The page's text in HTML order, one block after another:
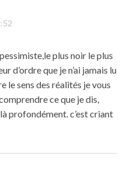
plus noir le plus
d’ordre que je n’ai jamais lu
le sens des réalités je vous
ce que je dis,
profondément. c’est criant